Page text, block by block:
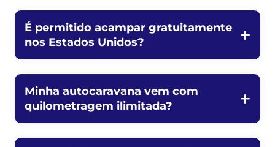
É permitido acampar gratuitamente
nos Estados Unidos?
Minha autocaravana vem com
quilometragem ilimitada?